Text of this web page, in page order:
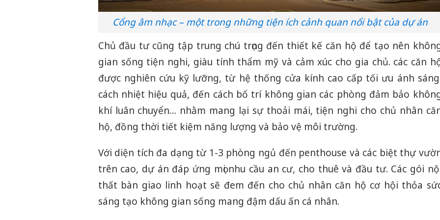
Cổng âm nhạc – một trong những tiện ích cảnh quan nổi bật của dự án
Chủ đầu tư cũng tập trung chú trọng đến thiết kế căn hộ để tạo nên
gian sống tiện nghi, giàu tính thẩm mỹ và cảm xúc cho gia chủ. các căn
được nghiên cứu kỹ lưỡng, từ hệ thống cửa kính cao cấp tối ưu ánh
cách nhiệt hiệu quả, đến cách bố trí không gian các phòng đảm bảo
khí luân chuyển… nhằm mang lại sự thoải mái, tiện nghi cho chủ nhân
hộ, đồng thời tiết kiệm năng lượng và bảo vệ môi trường.
Với diện tích đa dạng từ 1-3 phòng ngủ đến penthouse và các biệt thự
trên cao, dự án đáp ứng mọi nhu cầu an cư, cho thuê và đầu tư. Các gói
thất bàn giao linh hoạt sẽ đem đến cho chủ nhân căn hộ cơ hội thỏa
sáng tạo không gian sống mang đậm dấu ấn cá nhân.